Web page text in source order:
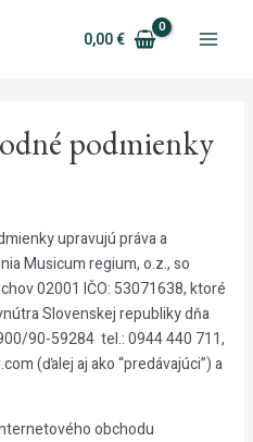
0,00€
podmienky
upravujú práva a
Musicum regium, o.z., so
02001 IČO: 53071638, ktoré
Slovenskej republiky dňa
90-59284 tel.: 0944 440 711,
(ďalej aj ako “predávajúci”) a
obchodu